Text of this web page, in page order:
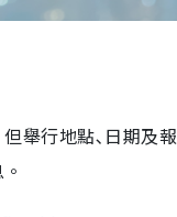
舉行地點､日期及